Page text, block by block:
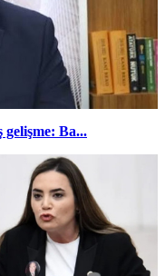
gelişme: Ba...